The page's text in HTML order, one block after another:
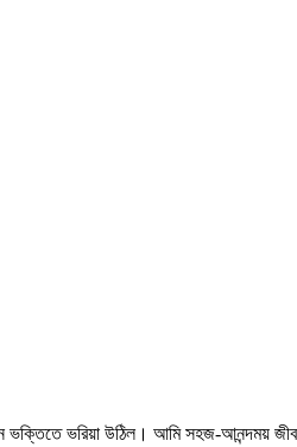
ভক্তিতে ভরিয়া উঠিল। আমি সহজ-আনন্দময়